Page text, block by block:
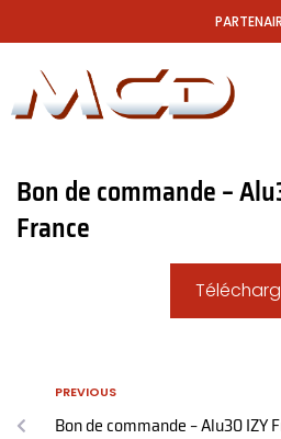
Bon de commande –
France
PREVIOUS
Bon de commande – Alu30 IZY